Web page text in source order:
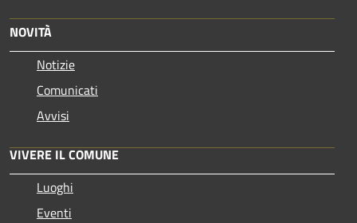
NOVITÀ
Notizie
Comunicati
Avvisi
VIVERE IL COMUNE
Luoghi
Eventi